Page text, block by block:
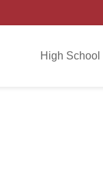
High